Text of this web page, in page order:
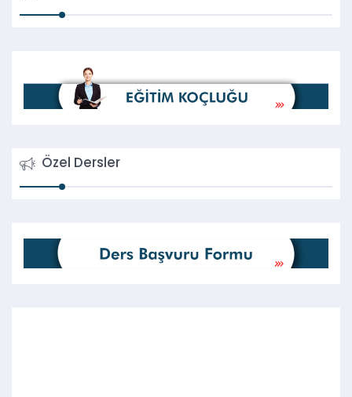
Özel Dersler